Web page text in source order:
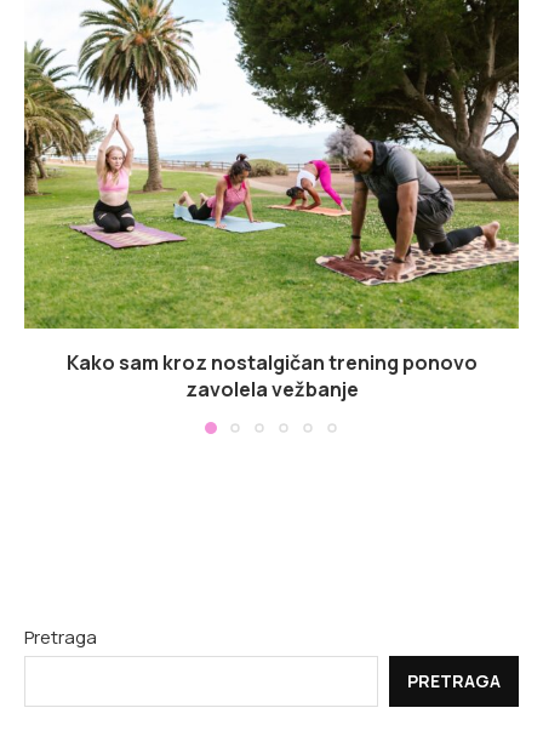
Kako sam kroz nostalgičan trening ponovo
zavolela vežbanje
Pretraga
PRETRAGA